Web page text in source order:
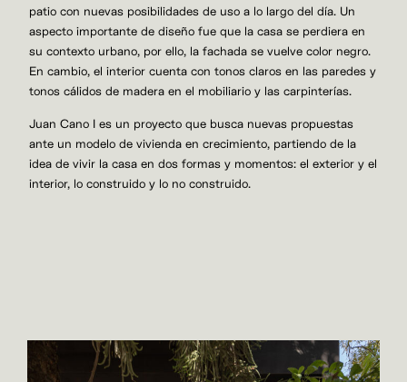
patio con nuevas posibilidades de uso a lo largo del día. Un
aspecto importante de diseño fue que la casa se perdiera en
su contexto urbano, por ello, la fachada se vuelve color negro.
En cambio, el interior cuenta con tonos claros en las paredes y
tonos cálidos de madera en el mobiliario y las carpinterías.
Juan Cano I es un proyecto que busca nuevas propuestas
ante un modelo de vivienda en crecimiento, partiendo de la
idea de vivir la casa en dos formas y momentos: el exterior y el
interior, lo construido y lo no construido.